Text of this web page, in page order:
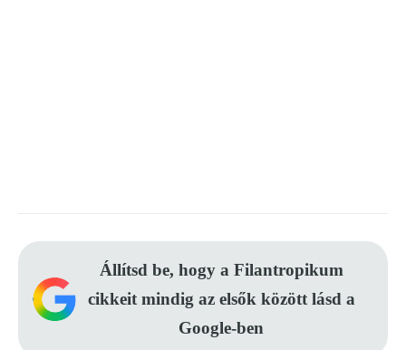
Állítsd be, hogy a Filantropikum
cikkeit mindig az elsők között lásd a
Google-ben